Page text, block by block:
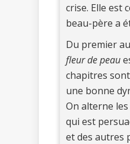
crise. Elle est
beau-père a
Du premier
fleur de peau
chapitres
une bonne
On alterne les
qui est
et des autres